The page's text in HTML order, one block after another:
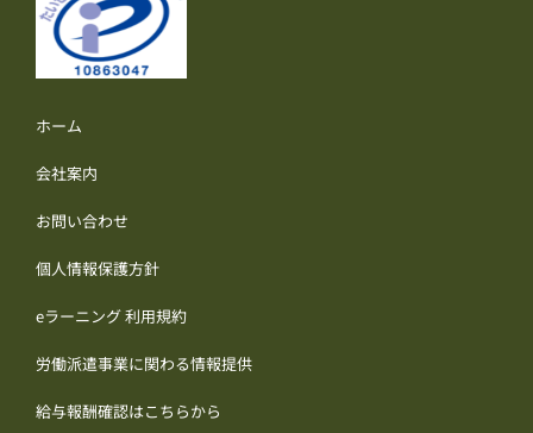
ホーム
会社案内
お問い合わせ
個人情報保護方針
eラーニング 利用規約
労働派遣事業に関わる情報提供
給与報酬確認はこちらから